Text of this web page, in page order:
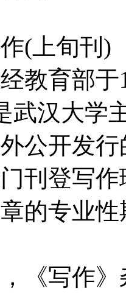
(上旬刊)
经教育部
武汉大学
公开发
刊登写
的专业
《写作